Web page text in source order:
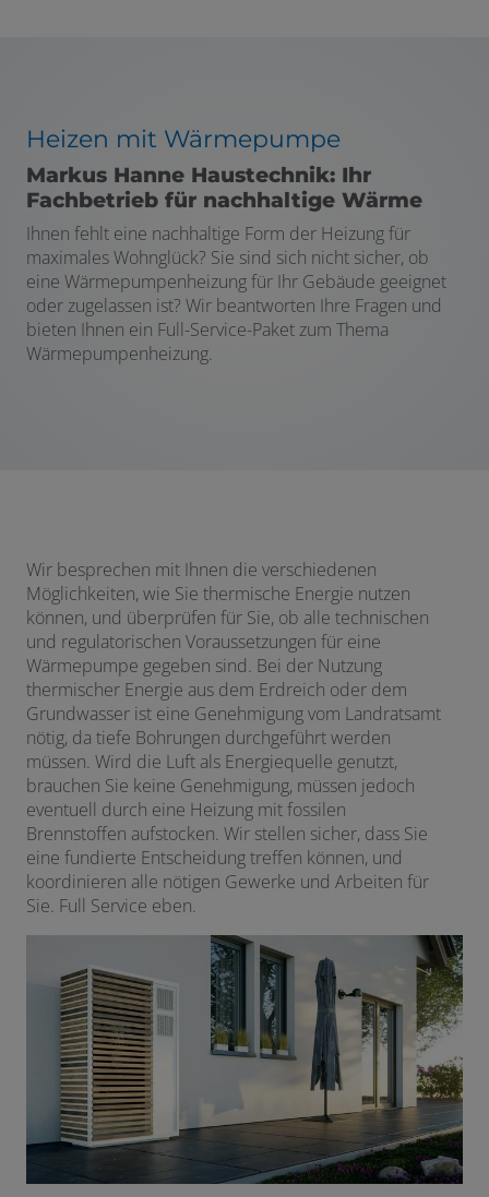
Heizen mit Wärmepumpe
Markus Hanne Haustechnik: Ihr
Fachbetrieb für nachhaltige Wärme
Ihnen fehlt eine nachhaltige Form der Heizung für
maximales Wohnglück? Sie sind sich nicht sicher, ob
eine Wärmepumpenheizung für Ihr Gebäude geeignet
oder zugelassen ist? Wir beantworten Ihre Fragen und
bieten Ihnen ein Full-Service-Paket zum Thema
Wärmepumpenheizung.
Wir besprechen mit Ihnen die verschiedenen
Möglichkeiten, wie Sie thermische Energie nutzen
können, und überprüfen für Sie, ob alle technischen
und regulatorischen Voraussetzungen für eine
Wärmepumpe gegeben sind. Bei der Nutzung
thermischer Energie aus dem Erdreich oder dem
Grundwasser ist eine Genehmigung vom Landratsamt
nötig, da tiefe Bohrungen durchgeführt werden
müssen. Wird die Luft als Energiequelle genutzt,
brauchen Sie keine Genehmigung, müssen jedoch
eventuell durch eine Heizung mit fossilen
Brennstoffen aufstocken. Wir stellen sicher, dass Sie
eine fundierte Entscheidung treffen können, und
koordinieren alle nötigen Gewerke und Arbeiten für
Sie. Full Service eben.